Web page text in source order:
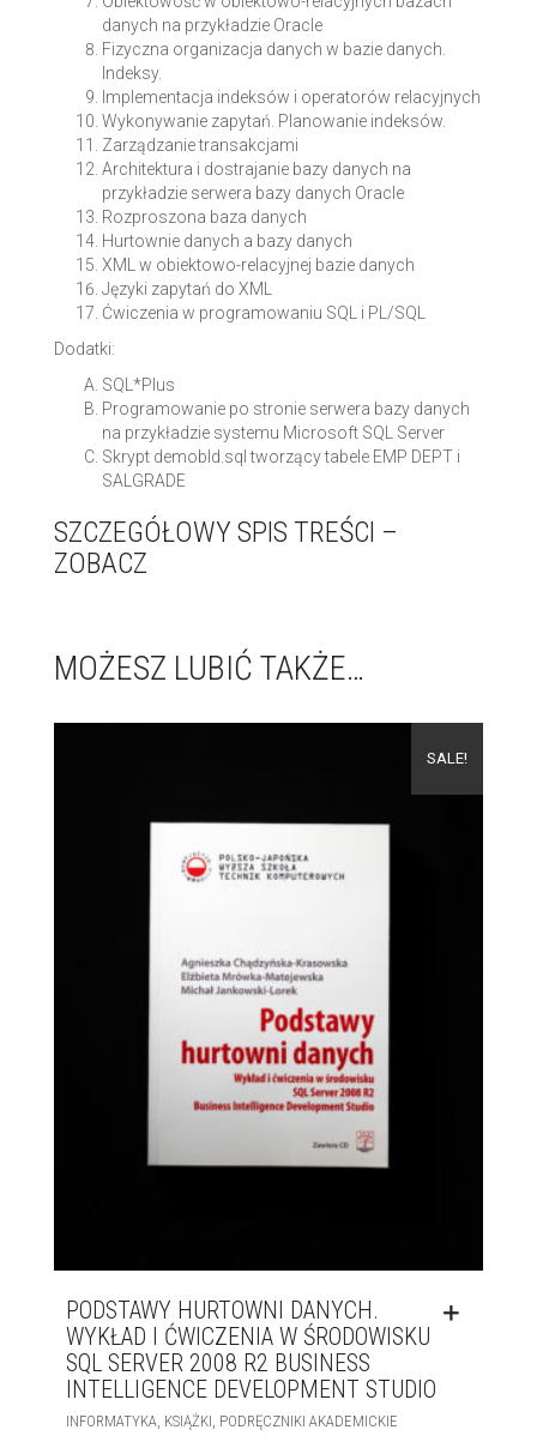
danych na przykładzie Oracle
Fizyczna organizacja danych w bazie danych.
Indeksy.
Implementacja indeksów i operatorów relacyjnych
Wykonywanie zapytań. Planowanie indeksów.
Zarządzanie transakcjami
Architektura i dostrajanie bazy danych na
przykładzie serwera bazy danych Oracle
Rozproszona baza danych
Hurtownie danych a bazy danych
XML w obiektowo-relacyjnej bazie danych
Języki zapytań do XML
Ćwiczenia w programowaniu SQL i PL/SQL
Dodatki:
SQL*Plus
Programowanie po stronie serwera bazy danych
na przykładzie systemu Microsoft SQL Server
Skrypt demobld.sql tworzący tabele EMP DEPT i
SALGRADE
SZCZEGÓŁOWY SPIS TREŚCI –
ZOBACZ
MOŻESZ LUBIĆ TAKŻE…
SALE!
PODSTAWY HURTOWNI DANYCH.
WYKŁAD I ĆWICZENIA W ŚRODOWISKU
SQL SERVER 2008 R2 BUSINESS
INTELLIGENCE DEVELOPMENT STUDIO
INFORMATYKA KSIĄŻKI PODRĘCZNIKI AKADEMICKIE